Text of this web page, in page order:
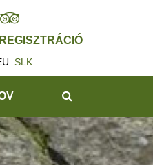
SLK